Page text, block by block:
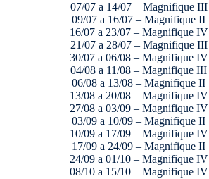
07/07 a 14/07 – Magnifique III
09/07 a 16/07 – Magnifique II
16/07 a 23/07 – Magnifique IV
21/07 a 28/07 – Magnifique III
30/07 a 06/08 – Magnifique IV
04/08 a 11/08 – Magnifique III
06/08 a 13/08 – Magnifique II
13/08 a 20/08 – Magnifique IV
27/08 a 03/09 – Magnifique IV
03/09 a 10/09 – Magnifique II
10/09 a 17/09 – Magnifique IV
17/09 a 24/09 – Magnifique II
24/09 a 01/10 – Magnifique IV
08/10 a 15/10 – Magnifique IV